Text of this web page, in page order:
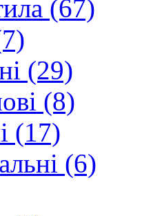
(67)
(29)
(8)
(17)
(6)